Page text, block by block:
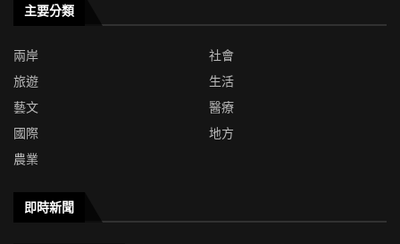
主要分類
兩岸
社會
旅遊
生活
藝文
醫療
國際
地方
農業
即時新聞